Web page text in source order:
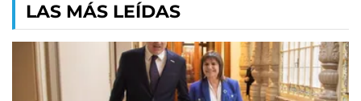
LAS MÁS LEÍDAS